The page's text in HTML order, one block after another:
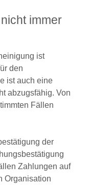
immer
ist
den
ist auch eine
abzugsfähig. Von
Fällen
der
Zahlungen auf
Organisation